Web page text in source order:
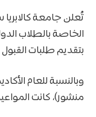
تُعلن جامعة
الخاصة بالطلاب
بتقديم طلبات القبول
وبالنسبة للعام
منشور)، كانت